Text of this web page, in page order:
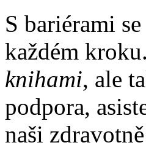
S bariérami
každém
knihami, ale
podpora,
naši